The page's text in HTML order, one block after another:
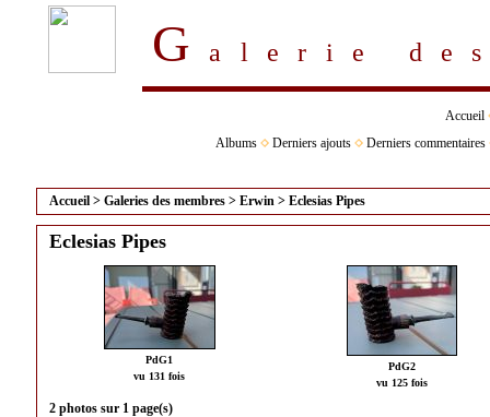
Galerie
Accueil
Albums
Derniers ajouts Derniers commentaires
Accueil > Galeries des membres > Erwin > Eclesias Pipes
Eclesias Pipes
PdG1
vu 131 fois
PdG2
vu 125 fois
2 photos sur 1 page(s)